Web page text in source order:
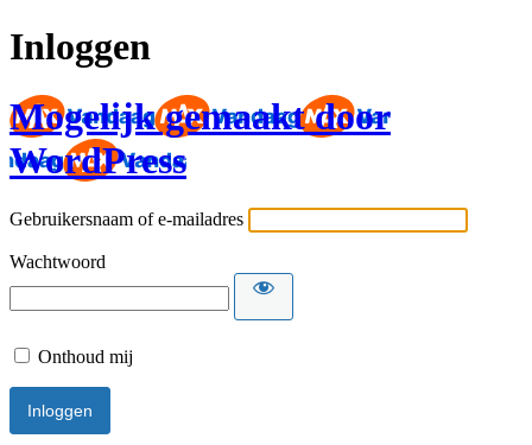
Inloggen
Mogelijk gemaakt door
WordPress
Gebruikersnaam of e-mailadres
Wachtwoord
Onthoud mij